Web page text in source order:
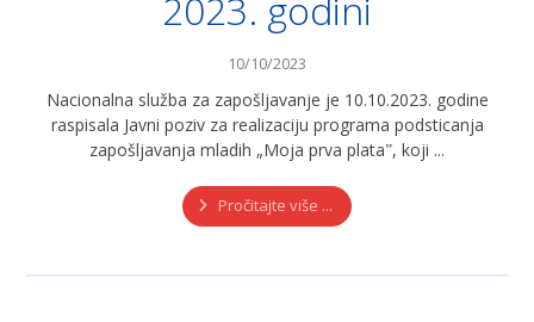
2023. godini
10/10/2023
Nacionalna služba za zapošljavanje je 10.10.2023. godine
raspisala Javni poziv za realizaciju programa podsticanja
zapošljavanja mladih „Moja prva plataˮ, koji ...
Pročitajte više ...